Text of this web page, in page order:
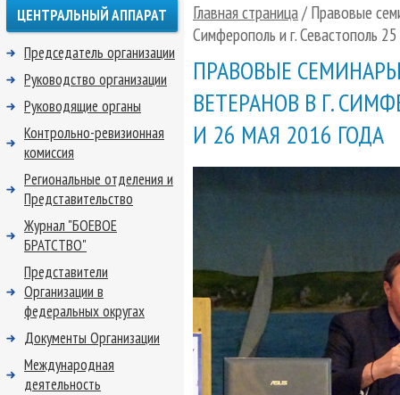
Главная страница/ Правовые
Симферополь и г. Севастополь
ПРАВОВЫЕ
ВЕТЕРАНОВ В Г.
И 26 МАЯ 2016 ГОДА
ЦЕНТРАЛЬНЫЙ АППАРАТ
Председатель организации
Руководство организации
Руководящие органы
Контрольно-ревизионная
комиссия
Региональные отделения и
Представительство
Журнал "БОЕВОЕ
БРАТСТВО"
Представители
Организации в
федеральных округах
Документы Организации
Международная
деятельность